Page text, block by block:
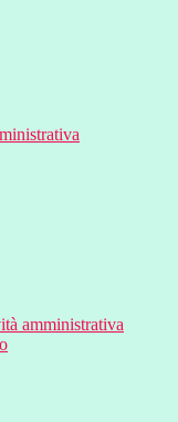
amministrativa